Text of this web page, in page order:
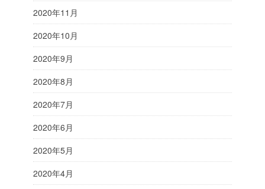
2020年11月
2020年10月
2020年9月
2020年8月
2020年7月
2020年6月
2020年5月
2020年4月